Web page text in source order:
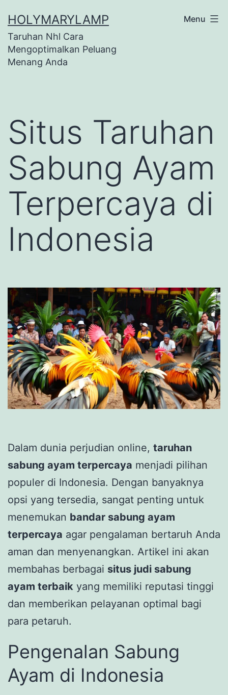
to
content
HOLYMARYLAMP
Taruhan Nhl Cara
Mengoptimalkan Peluang
Menang Anda
Menu
Situs Taruhan
Sabung Ayam
Terpercaya di
Indonesia
Dalam dunia perjudian online, taruhan
sabung ayam terpercaya menjadi pilihan
populer di Indonesia. Dengan banyaknya
opsi yang tersedia, sangat penting untuk
menemukan bandar sabung ayam
terpercaya agar pengalaman bertaruh Anda
aman dan menyenangkan. Artikel ini akan
membahas berbagai situs judi sabung
ayam terbaik yang memiliki reputasi tinggi
dan memberikan pelayanan optimal bagi
para petaruh.
Pengenalan Sabung
Ayam di Indonesia